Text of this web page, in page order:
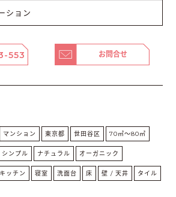
ション
553 お問合せ
マンション 東京都 世田谷区 70㎡〜80㎡
シンプル ナチュラル オーガニック
キッチン 寝室 洗面台 床 壁 / 天井 タイル